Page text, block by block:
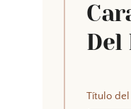
Del
Título